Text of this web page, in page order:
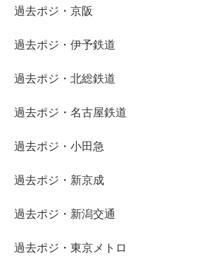
過去ポジ・京阪
過去ポジ・伊予鉄道
過去ポジ・北総鉄道
過去ポジ・名古屋鉄道
過去ポジ・小田急
過去ポジ・新京成
過去ポジ・新潟交通
過去ポジ・東京メトロ